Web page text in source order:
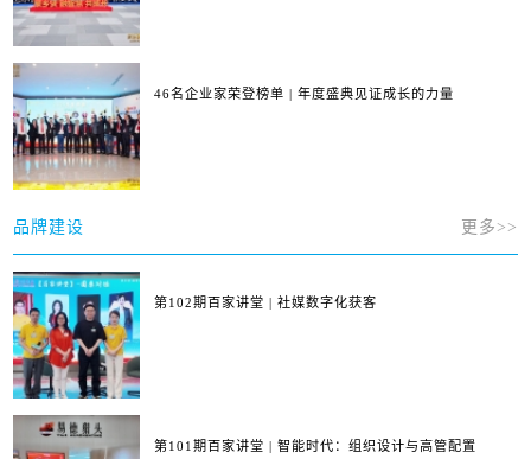
46名企业家荣登榜单 | 年度盛典见证成长的力量
品牌建设 更多>>
第102期百家讲堂 | 社媒数字化获客
第101期百家讲堂 | 智能时代：组织设计与高管配置